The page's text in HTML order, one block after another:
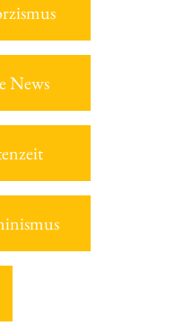
News